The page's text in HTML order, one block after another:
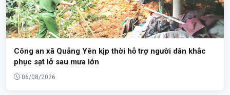
Công an xã Quảng Yên kịp thời hỗ trợ người dân khắc
phục sạt lở sau mưa lớn
06/08/2026